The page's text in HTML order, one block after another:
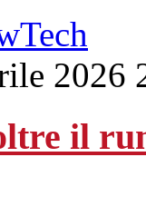
2026
il